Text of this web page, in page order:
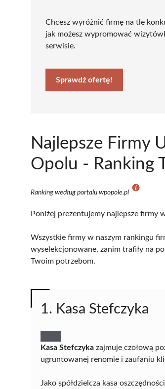
Chcesz wyróżnić firmę na tle
jak możesz wypromować
serwisie.
Sprawdź ofertę!
Najlepsze Firmy
Opolu - Ranking
Ranking według portalu wpopole.pl
Poniżej prezentujemy najlepsze firmy
Wszystkie firmy w naszym rankingu
wyselekcjonowane, zanim trafiły na
Twoim potrzebom.
1. Kasa Stefczyka
Kasa Stefczyka zajmuje czołową
ugruntowanej renomie i zaufaniu
Jako spółdzielcza kasa